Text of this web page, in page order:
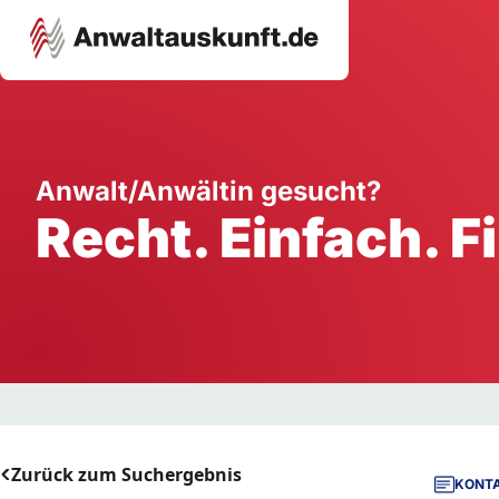
Ausbildung
Handwerk
Dienstleistung
Anwalt/Anwältin gesucht?
Recht. Einfach.
Zurück zum Suchergebnis